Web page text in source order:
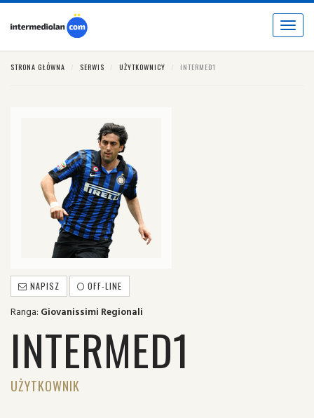
Toggle
STRONA GŁÓWNA SERWIS UŻYTKOWNICY INTERMED1
NAPISZ OFF-LINE
Ranga: Giovanissimi Regionali
INTERMED1
UŻYTKOWNIK